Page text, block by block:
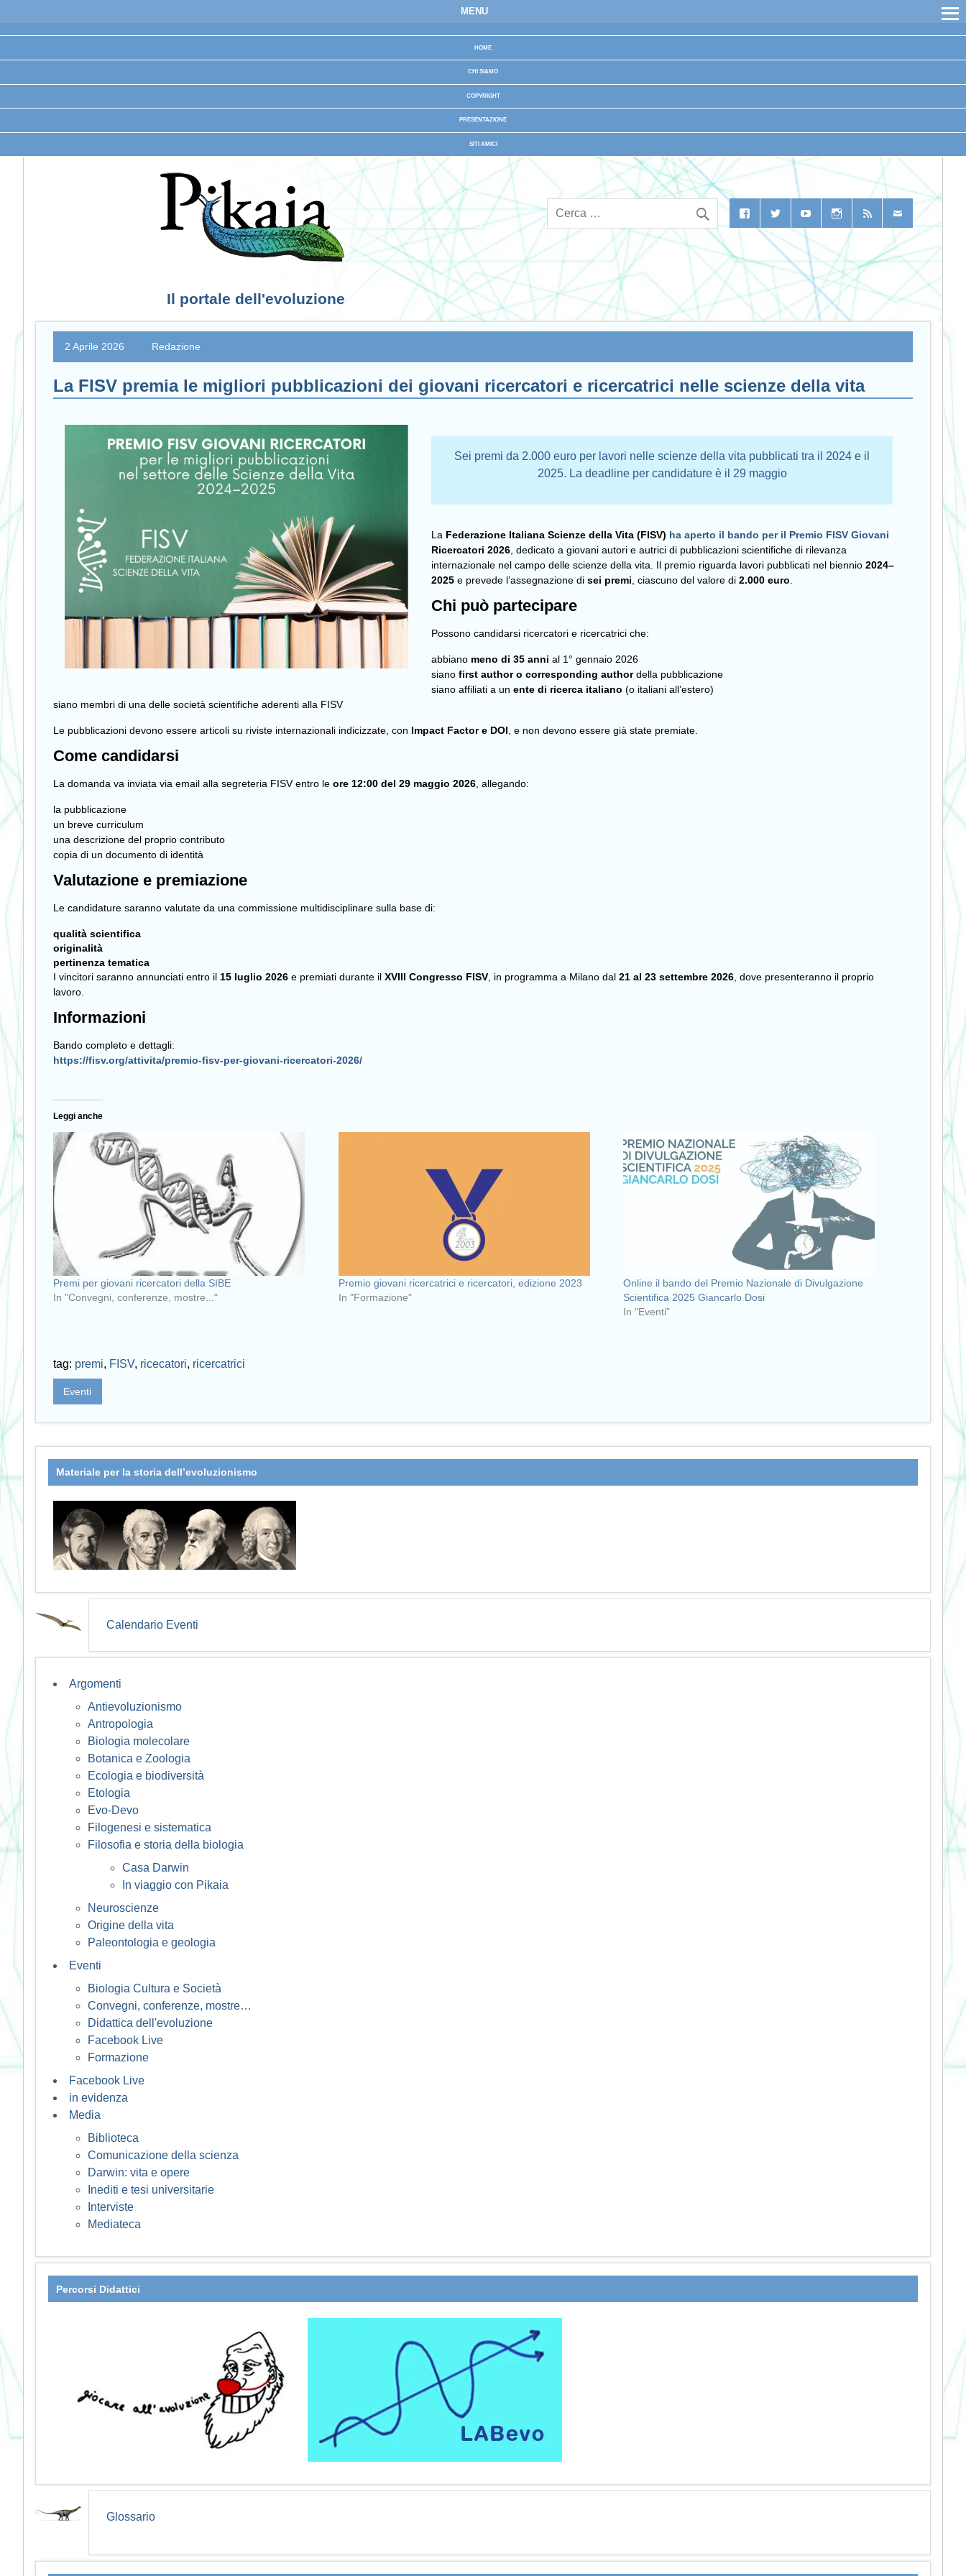
MENU
HOME
CHI SIAMO
COPYRIGHT
PRESENTAZIONE
SITI AMICI
Il portale dell'evoluzione
2 Aprile 2026 Redazione
La FISV premia le migliori pubblicazioni dei giovani ricercatori e ricercatrici nelle scienze della vita
Sei premi da 2.000 euro per lavori nelle scienze della vita pubblicati tra il 2024 e il
2025. La deadline per candidature è il 29 maggio
La Federazione Italiana Scienze della Vita (FISV) ha aperto il bando per il Premio FISV Giovani
Ricercatori 2026 , dedicato a giovani autori e autrici di pubblicazioni scientifiche di rilevanza
internazionale nel campo delle scienze della vita. Il premio riguarda lavori pubblicati nel biennio2024–
2025 e prevede l’assegnazione disei premi , ciascuno del valore di2.000 euro
Chi può partecipare
Possono candidarsi ricercatori e ricercatrici che:
abbiano meno di 35 anni al 1° gennaio 2026
sianofirst author o corresponding authordella pubblicazione
siano affiliati a unente di ricerca italiano (o italiani all’estero)
siano membri di una delle società scientifiche aderenti alla FISV
Le pubblicazioni devono essere articoli su riviste internazionali indicizzate, con Impact Factor e DOI , e non devono essere già state premiate.
Come candidarsi
La domanda va inviata via email alla segreteria FISV entro le ore 12:00 del 29 maggio 2026 , allegando:
la pubblicazione
un breve curriculum
una descrizione del proprio contributo
copia di un documento di identità
Valutazione e premiazione
Le candidature saranno valutate da una commissione multidisciplinare sulla base di:
qualità scientifica
originalità
pertinenza tematica
I vincitori saranno annunciati entro il 15 luglio 2026 e premiati durante il XVIII Congresso FISV , in programma a Milano dal 21 al 23 settembre 2026 , dove presenteranno il proprio
lavoro.
Informazioni
Bando completo e dettagli:
https://fisv.org/attivita/premio-fisv-per-giovani-ricercatori-2026/
Leggi anche
Premi per giovani ricercatori della SIBE
In "Convegni, conferenze, mostre..."
Premio giovani ricercatrici e ricercatori, edizione 2023
In "Formazione"
Online il bando del Premio Nazionale di Divulgazione
Scientifica 2025 Giancarlo Dosi
In "Eventi"
tag: premi, FISV, ricecatori, ricercatrici
Eventi
Materiale per la storia dell’evoluzionismo
Calendario Eventi
Argomenti
Antievoluzionismo
Antropologia
Biologia molecolare
Botanica e Zoologia
Ecologia e biodiversità
Etologia
Evo-Devo
Filogenesi e sistematica
Filosofia e storia della biologia
Casa Darwin
In viaggio con Pikaia
Neuroscienze
Origine della vita
Paleontologia e geologia
Eventi
Biologia Cultura e Società
Convegni, conferenze, mostre…
Didattica dell'evoluzione
Facebook Live
Formazione
Facebook Live
in evidenza
Media
Biblioteca
Comunicazione della scienza
Darwin: vita e opere
Inediti e tesi universitarie
Interviste
Mediateca
Percorsi Didattici
Glossario